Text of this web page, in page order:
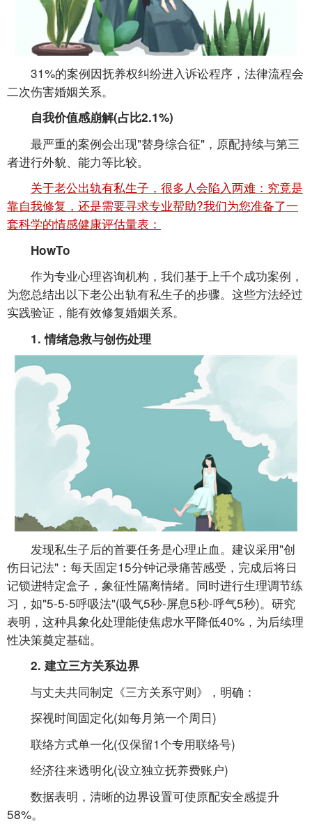
31%的案例因抚养权纠纷进入诉讼程序，法律流程会
二次伤害婚姻关系。
自我价值感崩解(占比2.1%)
最严重的案例会出现"替身综合征"，原配持续与第三
者进行外貌、能力等比较。
关于老公出轨有私生子，很多人会陷入两难：究竟是
靠自我修复，还是需要寻求专业帮助?我们为您准备了一
套科学的情感健康评估量表：
HowTo
作为专业心理咨询机构，我们基于上千个成功案例，
为您总结出以下老公出轨有私生子的步骤。这些方法经过
实践验证，能有效修复婚姻关系。
1. 情绪急救与创伤处理
发现私生子后的首要任务是心理止血。建议采用"创
伤日记法"：每天固定15分钟记录痛苦感受，完成后将日
记锁进特定盒子，象征性隔离情绪。同时进行生理调节练
习，如"5-5-5呼吸法"(吸气5秒-屏息5秒-呼气5秒)。研究
表明，这种具象化处理能使焦虑水平降低40%，为后续理
性决策奠定基础。
2. 建立三方关系边界
与丈夫共同制定《三方关系守则》，明确：
探视时间固定化(如每月第一个周日)
联络方式单一化(仅保留1个专用联络号)
经济往来透明化(设立独立抚养费账户)
数据表明，清晰的边界设置可使原配安全感提升
58%。